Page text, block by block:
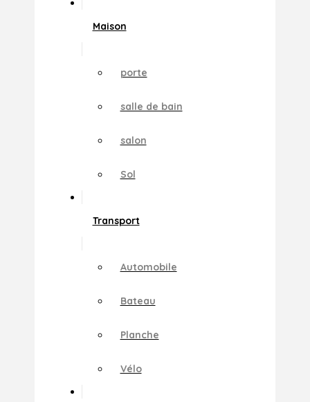
Maison
porte
salle de bain
salon
Sol
Transport
Automobile
Bateau
Planche
Vélo